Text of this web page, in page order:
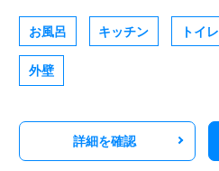
お風呂 キッチン トイレ
外壁
詳細を確認